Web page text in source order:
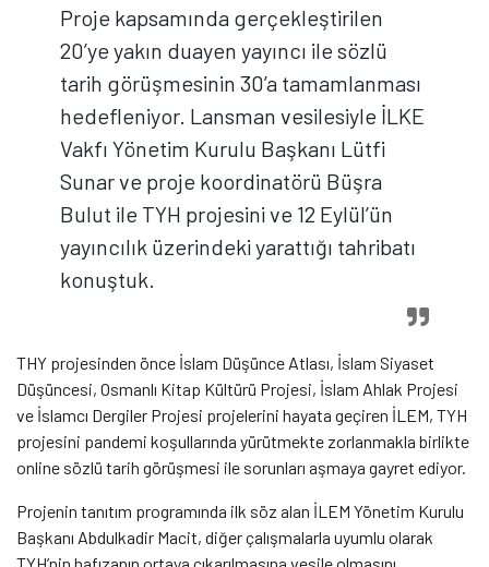
Proje kapsamında gerçekleştirilen
20’ye yakın duayen yayıncı ile sözlü
tarih görüşmesinin 30’a tamamlanması
hedefleniyor. Lansman vesilesiyle İLKE
Vakfı Yönetim Kurulu Başkanı Lütfi
Sunar ve proje koordinatörü Büşra
Bulut ile TYH projesini ve 12 Eylül’ün
yayıncılık üzerindeki yarattığı tahribatı
konuştuk.
THY projesinden önce İslam Düşünce Atlası, İslam Siyaset
Düşüncesi, Osmanlı Kitap Kültürü Projesi, İslam Ahlak Projesi
ve İslamcı Dergiler Projesi projelerini hayata geçiren İLEM, TYH
projesini pandemi koşullarında yürütmekte zorlanmakla birlikte
online sözlü tarih görüşmesi ile sorunları aşmaya gayret ediyor.
Projenin tanıtım programında ilk söz alan İLEM Yönetim Kurulu
Başkanı Abdulkadir Macit, diğer çalışmalarla uyumlu olarak